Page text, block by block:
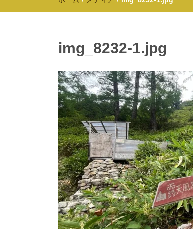
img_8232-1.jpg